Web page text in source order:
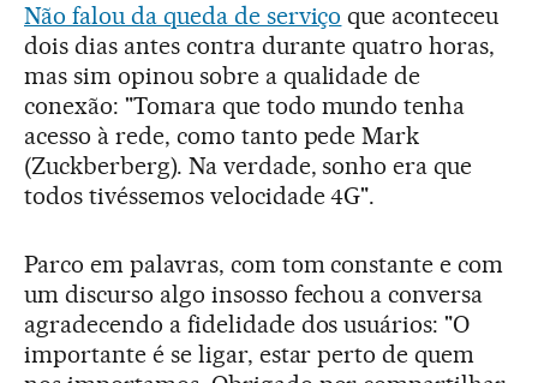
Não falou da queda de serviço que aconteceu
dois dias antes contra durante quatro horas,
mas sim opinou sobre a qualidade de
conexão: "Tomara que todo mundo tenha
acesso à rede, como tanto pede Mark
(Zuckberberg). Na verdade, sonho era que
todos tivéssemos velocidade 4G".
Parco em palavras, com tom constante e com
um discurso algo insosso fechou a conversa
agradecendo a fidelidade dos usuários: "O
importante é se ligar, estar perto de quem